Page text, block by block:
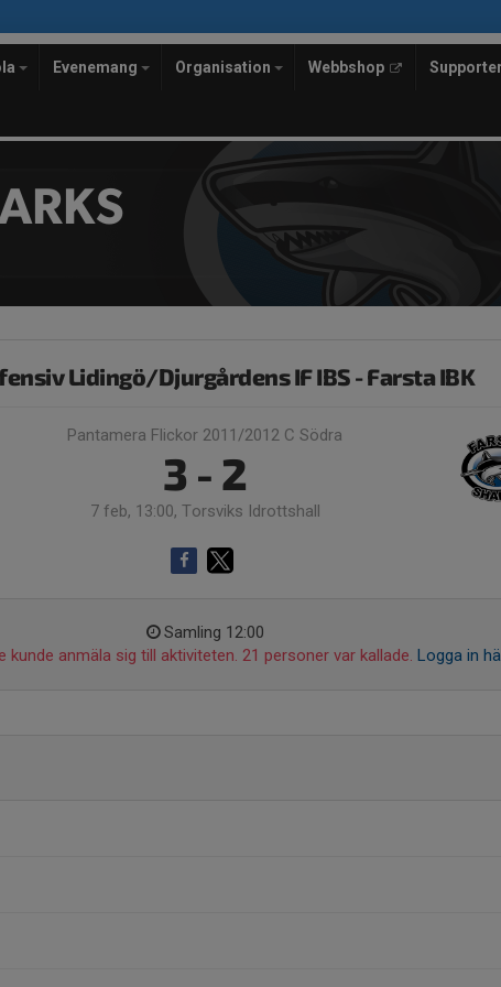
Evenemang Organisation Webbshop
Lidingö/Djurgårdens IF IBS - Farsta IBK
Pantamera Flickor 2011/2012 C Södra
3 - 2
7 feb, 13:00, Torsviks Idrottshall
Samling 12:00
kunde anmäla sig till aktiviteten. 21 personer var kallade. Logga in